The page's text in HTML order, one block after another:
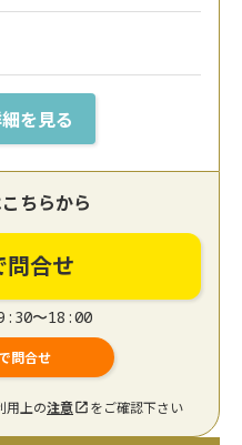
を見る
ちらから
問合せ
〜18:00
問合せ
用上の注意 をご確認下さい